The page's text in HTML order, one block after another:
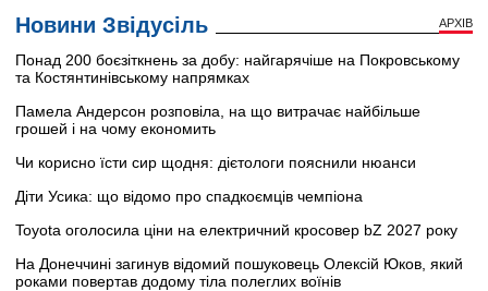
Новини Звідусіль АРХІВ
Понад 200 боєзіткнень за добу: найгарячіше на Покровському
та Костянтинівському напрямках
Памела Андерсон розповіла, на що витрачає найбільше
грошей і на чому економить
Чи корисно їсти сир щодня: дієтологи пояснили нюанси
Діти Усика: що відомо про спадкоємців чемпіона
Toyota оголосила ціни на електричний кросовер bZ 2027 року
На Донеччині загинув відомий пошуковець Олексій Юков, який
роками повертав додому тіла полеглих воїнів